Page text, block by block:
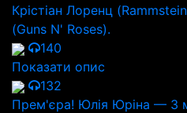
Крістіан Лоренц
(Guns N' Roses).
140
Показати опис
132
Прем'єра! Юлія Юріна — З